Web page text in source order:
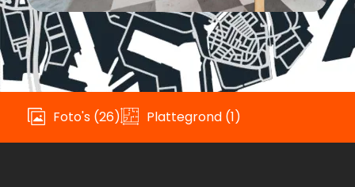
Foto's (26) Plattegrond (1)